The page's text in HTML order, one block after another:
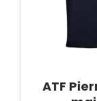
ATF